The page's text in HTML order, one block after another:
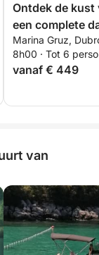
Ontdek de
een complete
van een
Marina Gruz,
8h00 · Tot 6
vanaf € 449
van